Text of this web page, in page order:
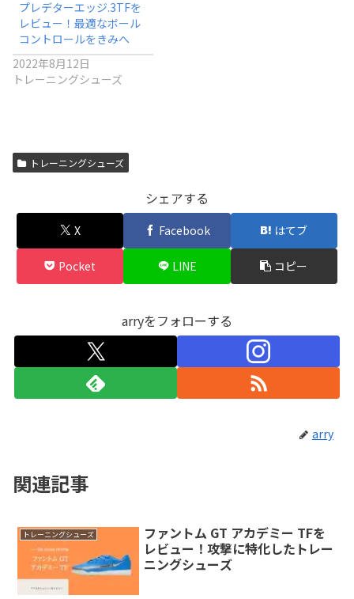
プレデターエッジ.3TFを
レビュー！最適なボール
コントロールをきみへ
2022年8月12日
トレーニングシューズ
トレーニングシューズ
シェアする
X Facebook はてブ
Pocket LINE コピー
arryをフォローする
arry
関連記事
トレーニングシューズ
ファントム GT アカデミー TFを
レビュー！攻撃に特化したトレー
ニングシューズ